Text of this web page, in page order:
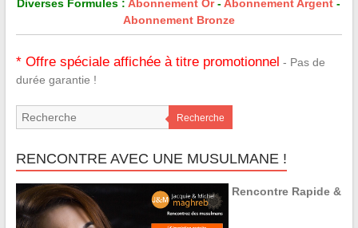
Diverses Formules :Abonnement Or-Abonnement Argent -
Abonnement Bronze
* Offre spéciale affichée à titre promotionnel - Pas de
durée garantie !
Recherche
RENCONTRE AVEC UNE MUSULMANE !
Rencontre Rapide &